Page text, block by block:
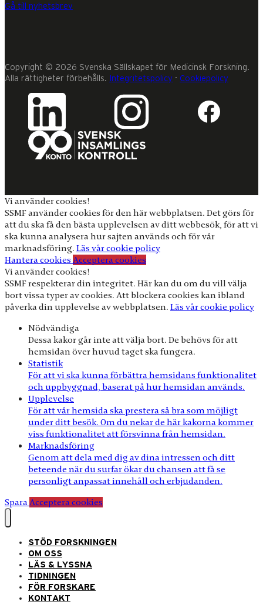
Gå till nyhetsbrev
Copyright © 2026 Svenska Sällskapet för Medicinsk Forskning.
Alla rättigheter förbehålls. Integritetspolicy · Cookiepolicy
Vi använder cookies!
SSMF använder cookies för den här webbplatsen. Det görs för
att du ska få den bästa upplevelsen av ditt webbesök, för att vi
ska kunna analysera hur sajten används och för vår
marknadsföring. Läs vår cookie policy
Hantera cookies Acceptera cookies
Vi använder cookies!
SSMF respekterar din integritet. Här kan du om du vill välja
bort vissa typer av cookies. Att blockera cookies kan ibland
påverka din upplevelse av webbplatsen. Läs vår cookie policy
Nödvändiga
Dessa kakor går inte att välja bort. De behövs för att
hemsidan över huvud taget ska fungera.
Statistik
För att vi ska kunna förbättra hemsidans funktionalitet
och uppbyggnad, baserat på hur hemsidan används.
Upplevelse
För att vår hemsida ska prestera så bra som möjligt
under ditt besök. Om du nekar de här kakorna kommer
viss funktionalitet att försvinna från hemsidan.
Marknadsföring
Genom att dela med dig av dina intressen och ditt
beteende när du surfar ökar du chansen att få se
personligt anpassat innehåll och erbjudanden.
Spara Acceptera cookies
STÖD FORSKNINGEN
OM OSS
LÄS & LYSSNA
TIDNINGEN
FÖR FORSKARE
KONTAKT